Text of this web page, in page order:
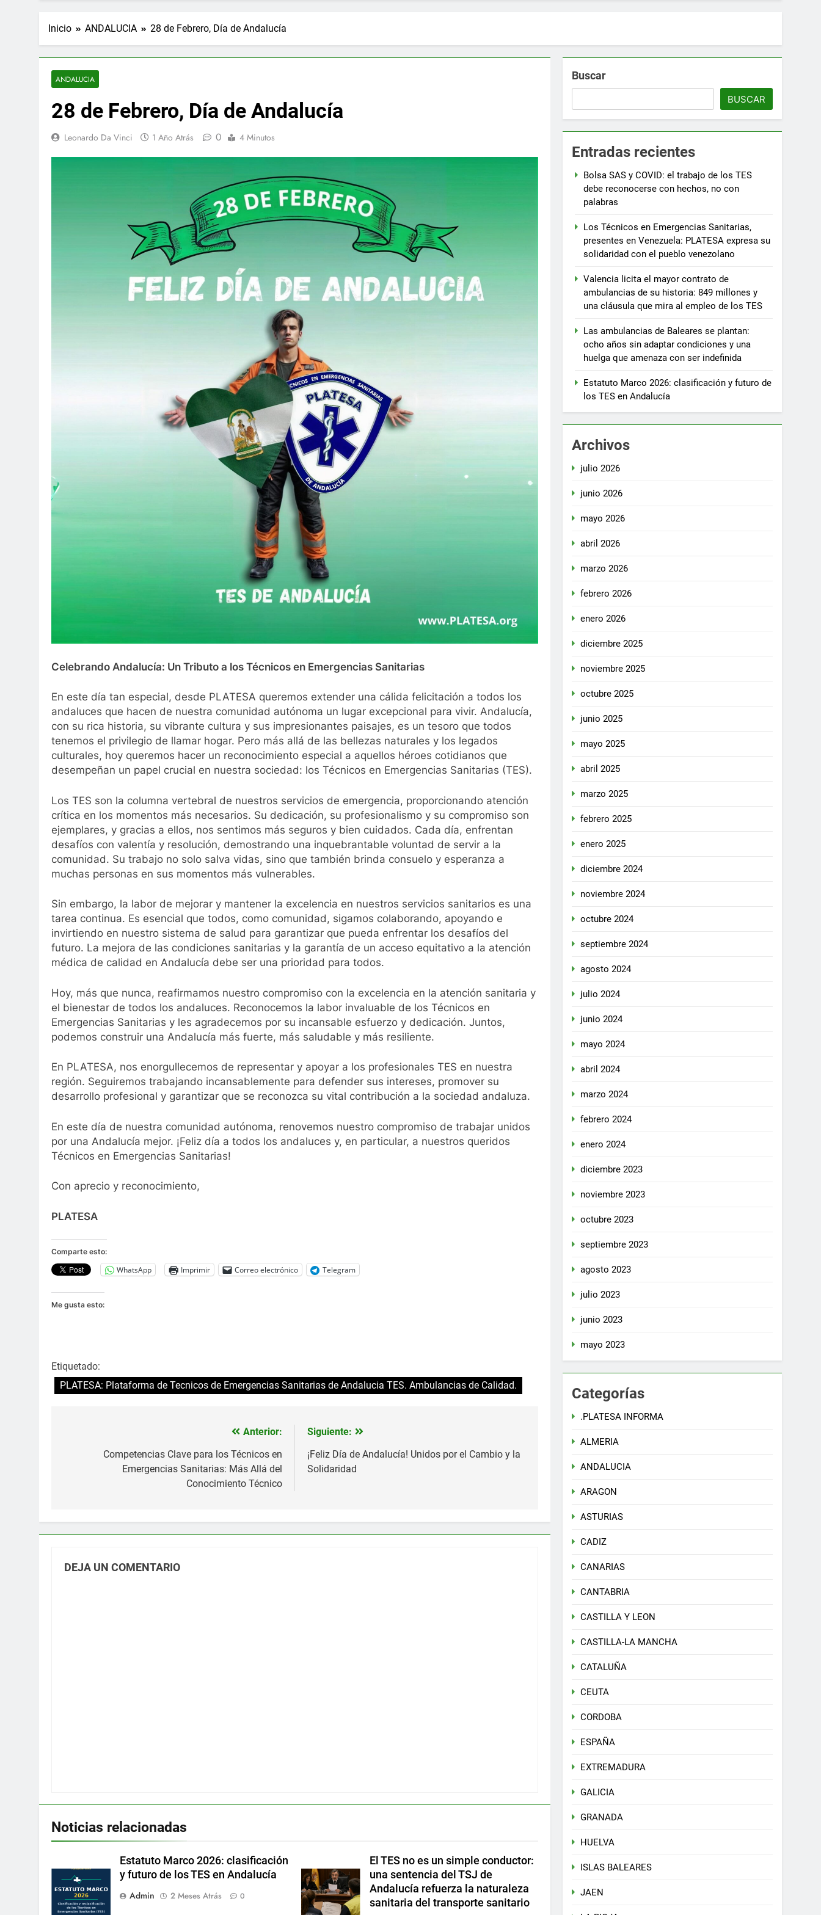
Inicio ANDALUCIA 28 de Febrero, Día de Andalucía
ANDALUCIA
28 de Febrero, Día de Andalucía
Leonardo Da Vinci 1 Año Atrás 0 4 Minutos
Celebrando Andalucía: Un Tributo a los Técnicos en Emergencias Sanitarias
En este día tan especial, desde PLATESA queremos extender una cálida felicitación a todos los
andaluces que hacen de nuestra comunidad autónoma un lugar excepcional para vivir. Andalucía,
con su rica historia, su vibrante cultura y sus impresionantes paisajes, es un tesoro que todos
tenemos el privilegio de llamar hogar. Pero más allá de las bellezas naturales y los legados
culturales, hoy queremos hacer un reconocimiento especial a aquellos héroes cotidianos que
desempeñan un papel crucial en nuestra sociedad: los Técnicos en Emergencias Sanitarias (TES).
Los TES son la columna vertebral de nuestros servicios de emergencia, proporcionando atención
crítica en los momentos más necesarios. Su dedicación, su profesionalismo y su compromiso son
ejemplares, y gracias a ellos, nos sentimos más seguros y bien cuidados. Cada día, enfrentan
desafíos con valentía y resolución, demostrando una inquebrantable voluntad de servir a la
comunidad. Su trabajo no solo salva vidas, sino que también brinda consuelo y esperanza a
muchas personas en sus momentos más vulnerables.
Sin embargo, la labor de mejorar y mantener la excelencia en nuestros servicios sanitarios es una
tarea continua. Es esencial que todos, como comunidad, sigamos colaborando, apoyando e
invirtiendo en nuestro sistema de salud para garantizar que pueda enfrentar los desafíos del
futuro. La mejora de las condiciones sanitarias y la garantía de un acceso equitativo a la atención
médica de calidad en Andalucía debe ser una prioridad para todos.
Hoy, más que nunca, reafirmamos nuestro compromiso con la excelencia en la atención sanitaria y
el bienestar de todos los andaluces. Reconocemos la labor invaluable de los Técnicos en
Emergencias Sanitarias y les agradecemos por su incansable esfuerzo y dedicación. Juntos,
podemos construir una Andalucía más fuerte, más saludable y más resiliente.
En PLATESA, nos enorgullecemos de representar y apoyar a los profesionales TES en nuestra
región. Seguiremos trabajando incansablemente para defender sus intereses, promover su
desarrollo profesional y garantizar que se reconozca su vital contribución a la sociedad andaluza.
En este día de nuestra comunidad autónoma, renovemos nuestro compromiso de trabajar unidos
por una Andalucía mejor. ¡Feliz día a todos los andaluces y, en particular, a nuestros queridos
Técnicos en Emergencias Sanitarias!
Con aprecio y reconocimiento,
PLATESA
Comparte esto:
WhatsApp Imprimir Correo electrónico Telegram
Me gusta esto:
Etiquetado:
PLATESA: Plataforma de Tecnicos de Emergencias Sanitarias de Andalucia TES. Ambulancias de Calidad.
Anterior:
Competencias Clave para los Técnicos en
Emergencias Sanitarias: Más Allá del
Conocimiento Técnico
Siguiente:
¡Feliz Día de Andalucía! Unidos por el Cambio y la
Solidaridad
DEJA UN COMENTARIO
Noticias relacionadas
Estatuto Marco 2026: clasificación
y futuro de los TES en Andalucía
Admin
2 Meses Atrás 0
El TES no es un simple conductor:
una sentencia del TSJ de
Andalucía refuerza la naturaleza
sanitaria del transporte sanitario
Buscar
BUSCAR
Entradas recientes
Bolsa SAS y COVID: el trabajo de los TES
debe reconocerse con hechos, no con
palabras
Los Técnicos en Emergencias Sanitarias,
presentes en Venezuela: PLATESA expresa su
solidaridad con el pueblo venezolano
Valencia licita el mayor contrato de
ambulancias de su historia: 849 millones y
una cláusula que mira al empleo de los TES
Las ambulancias de Baleares se plantan:
ocho años sin adaptar condiciones y una
huelga que amenaza con ser indefinida
Estatuto Marco 2026: clasificación y futuro de
los TES en Andalucía
Archivos
julio 2026
junio 2026
mayo 2026
abril 2026
marzo 2026
febrero 2026
enero 2026
diciembre 2025
noviembre 2025
octubre 2025
junio 2025
mayo 2025
abril 2025
marzo 2025
febrero 2025
enero 2025
diciembre 2024
noviembre 2024
octubre 2024
septiembre 2024
agosto 2024
julio 2024
junio 2024
mayo 2024
abril 2024
marzo 2024
febrero 2024
enero 2024
diciembre 2023
noviembre 2023
octubre 2023
septiembre 2023
agosto 2023
julio 2023
junio 2023
mayo 2023
Categorías
.PLATESA INFORMA
ALMERIA
ANDALUCIA
ARAGON
ASTURIAS
CADIZ
CANARIAS
CANTABRIA
CASTILLA Y LEON
CASTILLA-LA MANCHA
CATALUÑA
CEUTA
CORDOBA
ESPAÑA
EXTREMADURA
GALICIA
GRANADA
HUELVA
ISLAS BALEARES
JAEN